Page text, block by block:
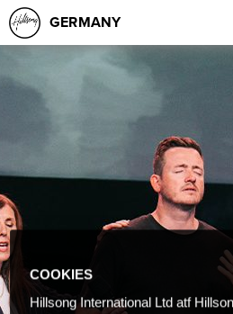
GERMANY
COOKIES
Hillsong International Ltd atf